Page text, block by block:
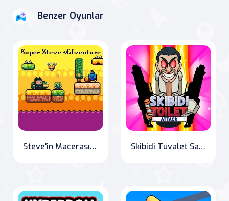
Benzer Oyunlar
Steve'in Macerası" or "Steve's Adventure Skibidi Tuvalet Saldırısı